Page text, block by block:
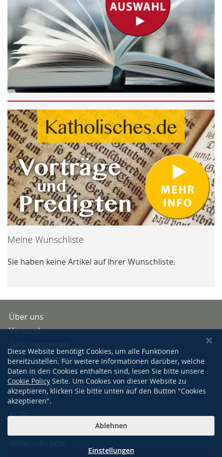
Meine Wunschliste
Sie haben keine Artikel auf Ihrer Wunschliste.
Über uns
Versand
Buchpreisbindung
Kontakt
Bestellungen und Rücksendungen
Impressum
AGBs
Diese Website benötigt Cookies, um alle Funktionen
bereitzustellen. Für weitere Informationen darüber, welche
Daten in den Cookies enthalten sind, lesen Sie bitte unsere
Cookie Policy Seite. Um Cookies von dieser Website zu
akzeptieren, klicken Sie bitte unten auf den Button "Cookies
akzeptieren".
Ablehnen
Einstellungen